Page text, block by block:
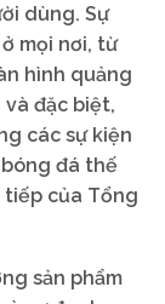
dùng. Sự
mọi nơi, từ
hình quảng
đặc biệt,
các sự kiện
đá thế
tiếp của Tổng
sản phẩm